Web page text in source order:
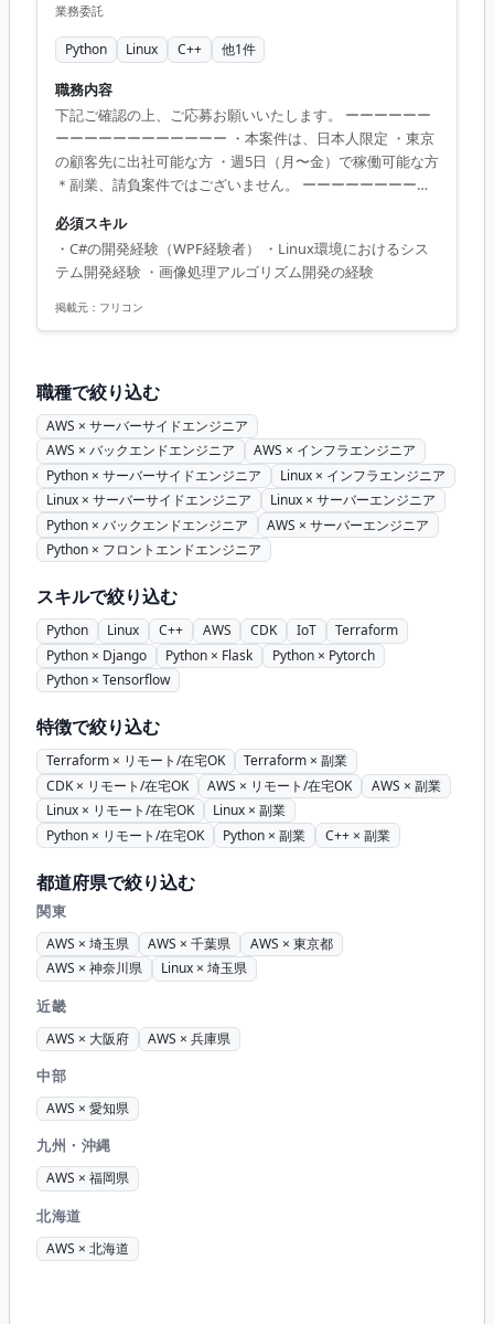
業務委託
Python Linux C++ 他1件
職務内容
下記ご確認の上、ご応募お願いいたします。 ーーーーーー
ーーーーーーーーーーーー ・本案件は、日本人限定 ・東京
の顧客先に出社可能な方 ・週5日（月〜金）で稼働可能な方
＊副業、請負案件ではございません。 ーーーーーーーーー
クからの開発（要件定義）できる方を想定しております。
・担当領域は画像（動画）前処理の部の実装 週5日、リモー
ト
必須スキル
・C#の開発経験（WPF経験者） ・Linux環境におけるシス
テム開発経験 ・画像処理アルゴリズム開発の経験
掲載元： フリコン
職種で絞り込む
AWS × サーバーサイドエンジニア
AWS × バックエンドエンジニア
AWS × インフラエンジニア
Python × サーバーサイドエンジニア
Linux × インフラエンジニア
Linux × サーバーサイドエンジニア
Linux × サーバーエンジニア
Python × バックエンドエンジニア
AWS × サーバーエンジニア
Python × フロントエンドエンジニア
スキルで絞り込む
Python Linux C++ AWS CDK IoT
Terraform
Python × Django
Python × Flask
Python × Pytorch
Python × Tensorflow
特徴で絞り込む
Terraform × リモート/在宅OK
Terraform × 副業
CDK × リモート/在宅OK
AWS × リモート/在宅OK
AWS × 副業
Linux × リモート/在宅OK
Linux × 副業
Python × リモート/在宅OK
Python × 副業 C++ × 副業
都道府県で絞り込む
関東
AWS × 埼玉県 AWS × 千葉県
AWS × 東京都
AWS × 神奈川県
Linux × 埼玉県
近畿
AWS × 大阪府 AWS × 兵庫県
中部
AWS × 愛知県
九州・沖縄
AWS × 福岡県
北海道
AWS × 北海道